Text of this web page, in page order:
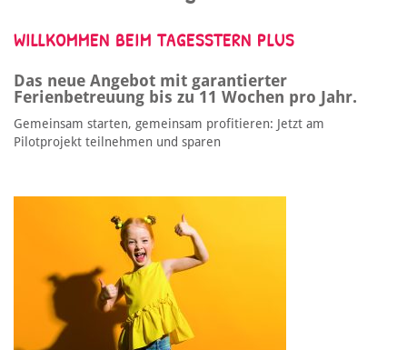
WILLKOMMEN BEIM TAGESSTERN PLUS
Das neue Angebot mit garantierter
Ferienbetreuung bis zu 11 Wochen pro Jahr.
Gemeinsam starten, gemeinsam profitieren: Jetzt am
Pilotprojekt teilnehmen und sparen